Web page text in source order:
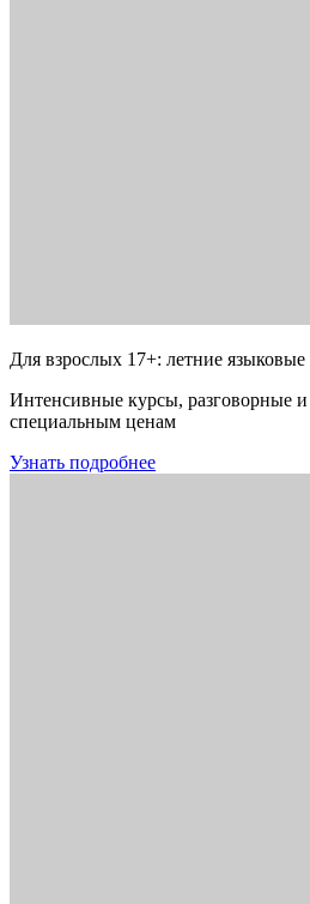
Для взрослых 17+: летние
Интенсивные курсы, разговорные
специальным ценам
Узнать подробнее